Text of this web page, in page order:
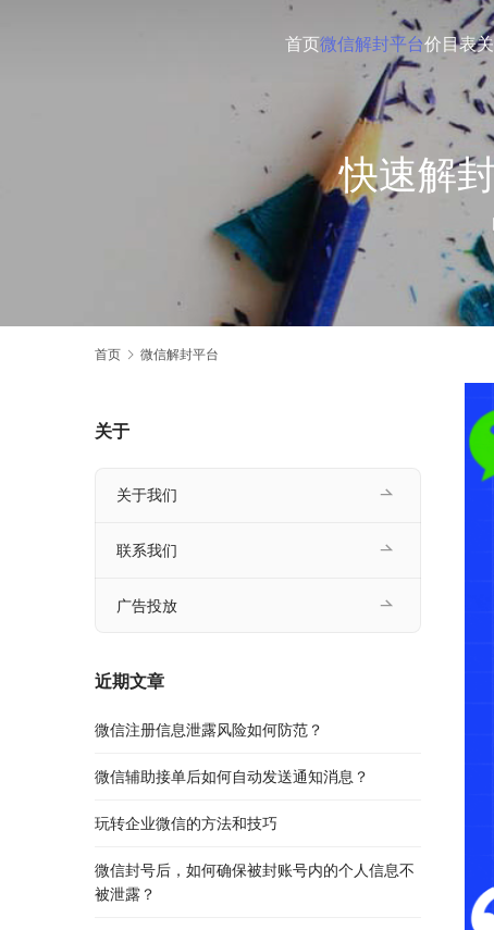
首页微信解封平台价目表
快速解
首页 微信解封平台
关于
关于我们
联系我们
广告投放
近期文章
微信注册信息泄露风险如何防范？
微信辅助接单后如何自动发送通知消息？
玩转企业微信的方法和技巧
微信封号后，如何确保被封账号内的个人信息不
被泄露？